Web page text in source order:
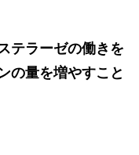
テラーゼの働きを
の量を増やすこと